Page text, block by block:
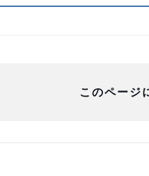
このページ